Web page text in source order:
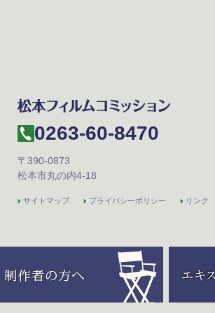
0263-60-8470
〒390-0873
松本市丸の内4-18
サイトマップ プライバシーポリシー リンク